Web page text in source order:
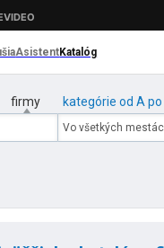
firmy kategórie od A po